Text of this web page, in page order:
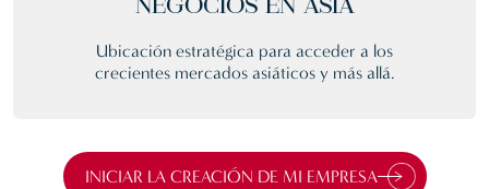
NEGOCIOS EN ASIA
Ubicación estratégica para acceder a los
crecientes mercados asiáticos y más allá.
INICIAR LA CREACIÓN DE MI EMPRESA